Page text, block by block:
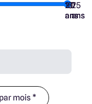
7
ans
10
ans
15
ans
20
ans
25
ans
par mois *